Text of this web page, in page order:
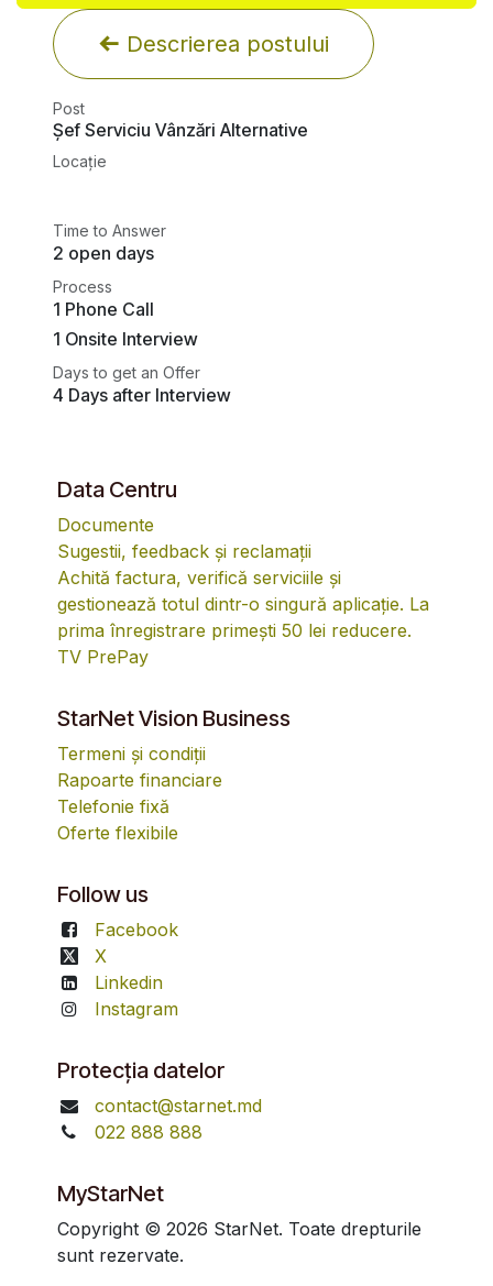
Descrierea postului
Post
Șef Serviciu Vânzări Alternative
Locație
Time to Answer
2 open days
Process
1 Phone Call
1 Onsite Interview
Days to get an Offer
4 Days after Interview
Data Centru
Documente
Sugestii, feedback și reclamații
Achită factura, verifică serviciile și
gestionează totul dintr-o singură aplicație. La
prima înregistrare primești 50 lei reducere.
TV PrePay
StarNet Vision Business
Termeni și condiții
Rapoarte financiare
Telefonie fixă
Oferte flexibile
Follow us
Facebook
X
Linkedin
Instagram
Protecția datelor
contact@starnet.md
022 888 888
MyStarNet
Copyright © 2026 StarNet. Toate drepturile
sunt rezervate.